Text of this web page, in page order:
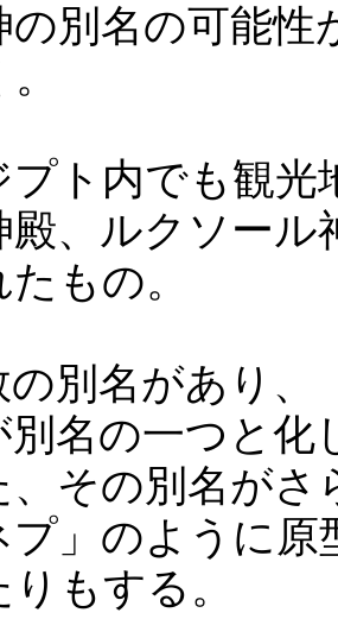
の別名の可能
プト内でも観
殿、ルクソー
もの。
の別名があり
別名の一つと化
その別名がさ
プ」のように
もする。